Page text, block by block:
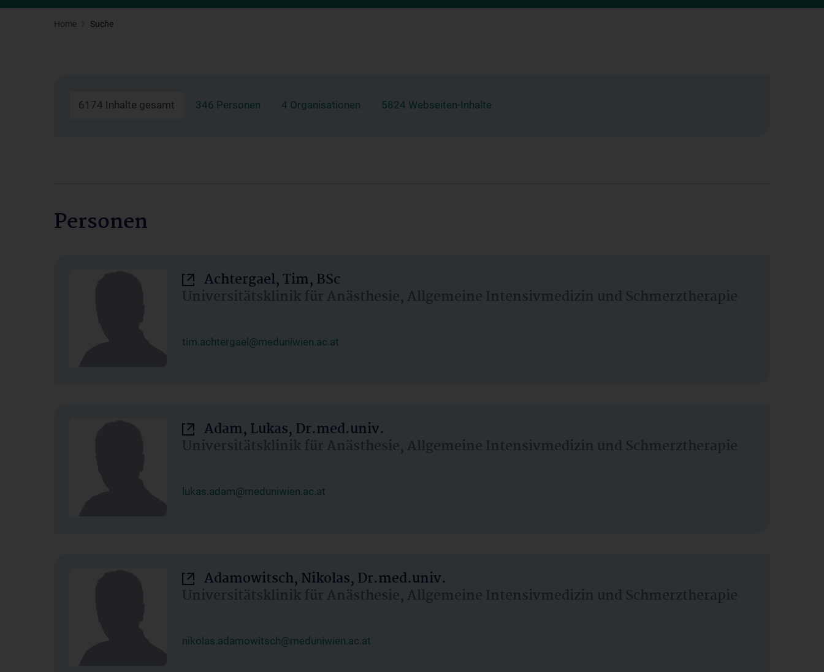
Home Suche
6174 Inhalte gesamt 346 Personen 4 Organisationen 5824 Webseiten-Inhalte
Personen
Achtergael, Tim, BSc
Universitätsklinik für Anästhesie, Allgemeine Intensivmedizin und Schmerztherapie
tim.achtergael@meduniwien.ac.at
Adam, Lukas, Dr.med.univ.
Universitätsklinik für Anästhesie, Allgemeine Intensivmedizin und Schmerztherapie
lukas.adam@meduniwien.ac.at
Adamowitsch, Nikolas, Dr.med.univ.
Universitätsklinik für Anästhesie, Allgemeine Intensivmedizin und Schmerztherapie
nikolas.adamowitsch@meduniwien.ac.at